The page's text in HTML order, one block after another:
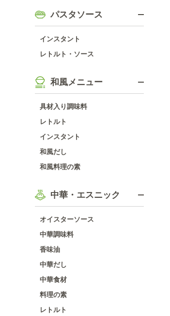
パスタソース
インスタント
レトルト・ソース
和風メニュー
具材入り調味料
レトルト
インスタント
和風だし
和風料理の素
中華・エスニック
オイスターソース
中華調味料
香味油
中華だし
中華食材
料理の素
レトルト